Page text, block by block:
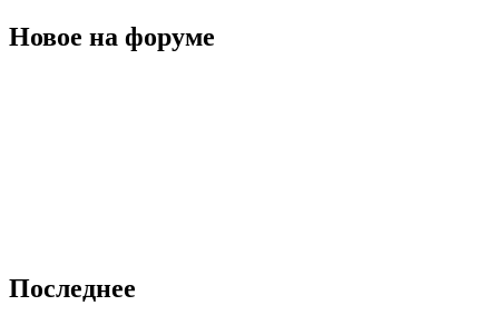
Новое на форуме
Последнее